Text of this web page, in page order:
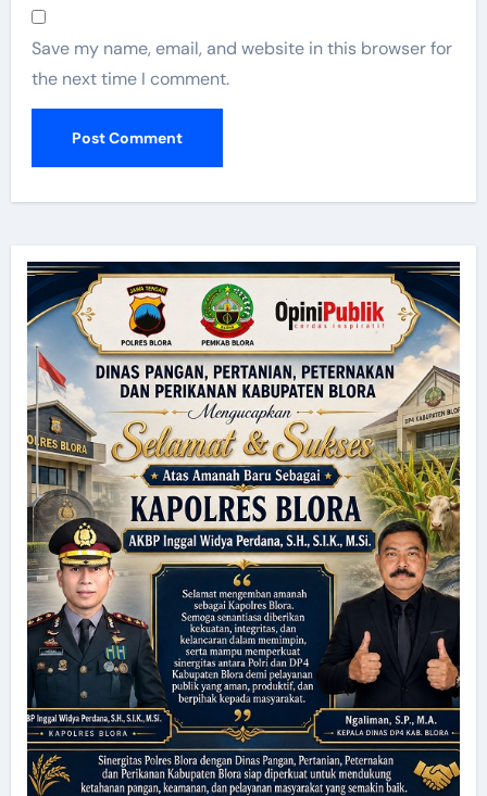
Save my name, email, and website in this browser for
the next time I comment.